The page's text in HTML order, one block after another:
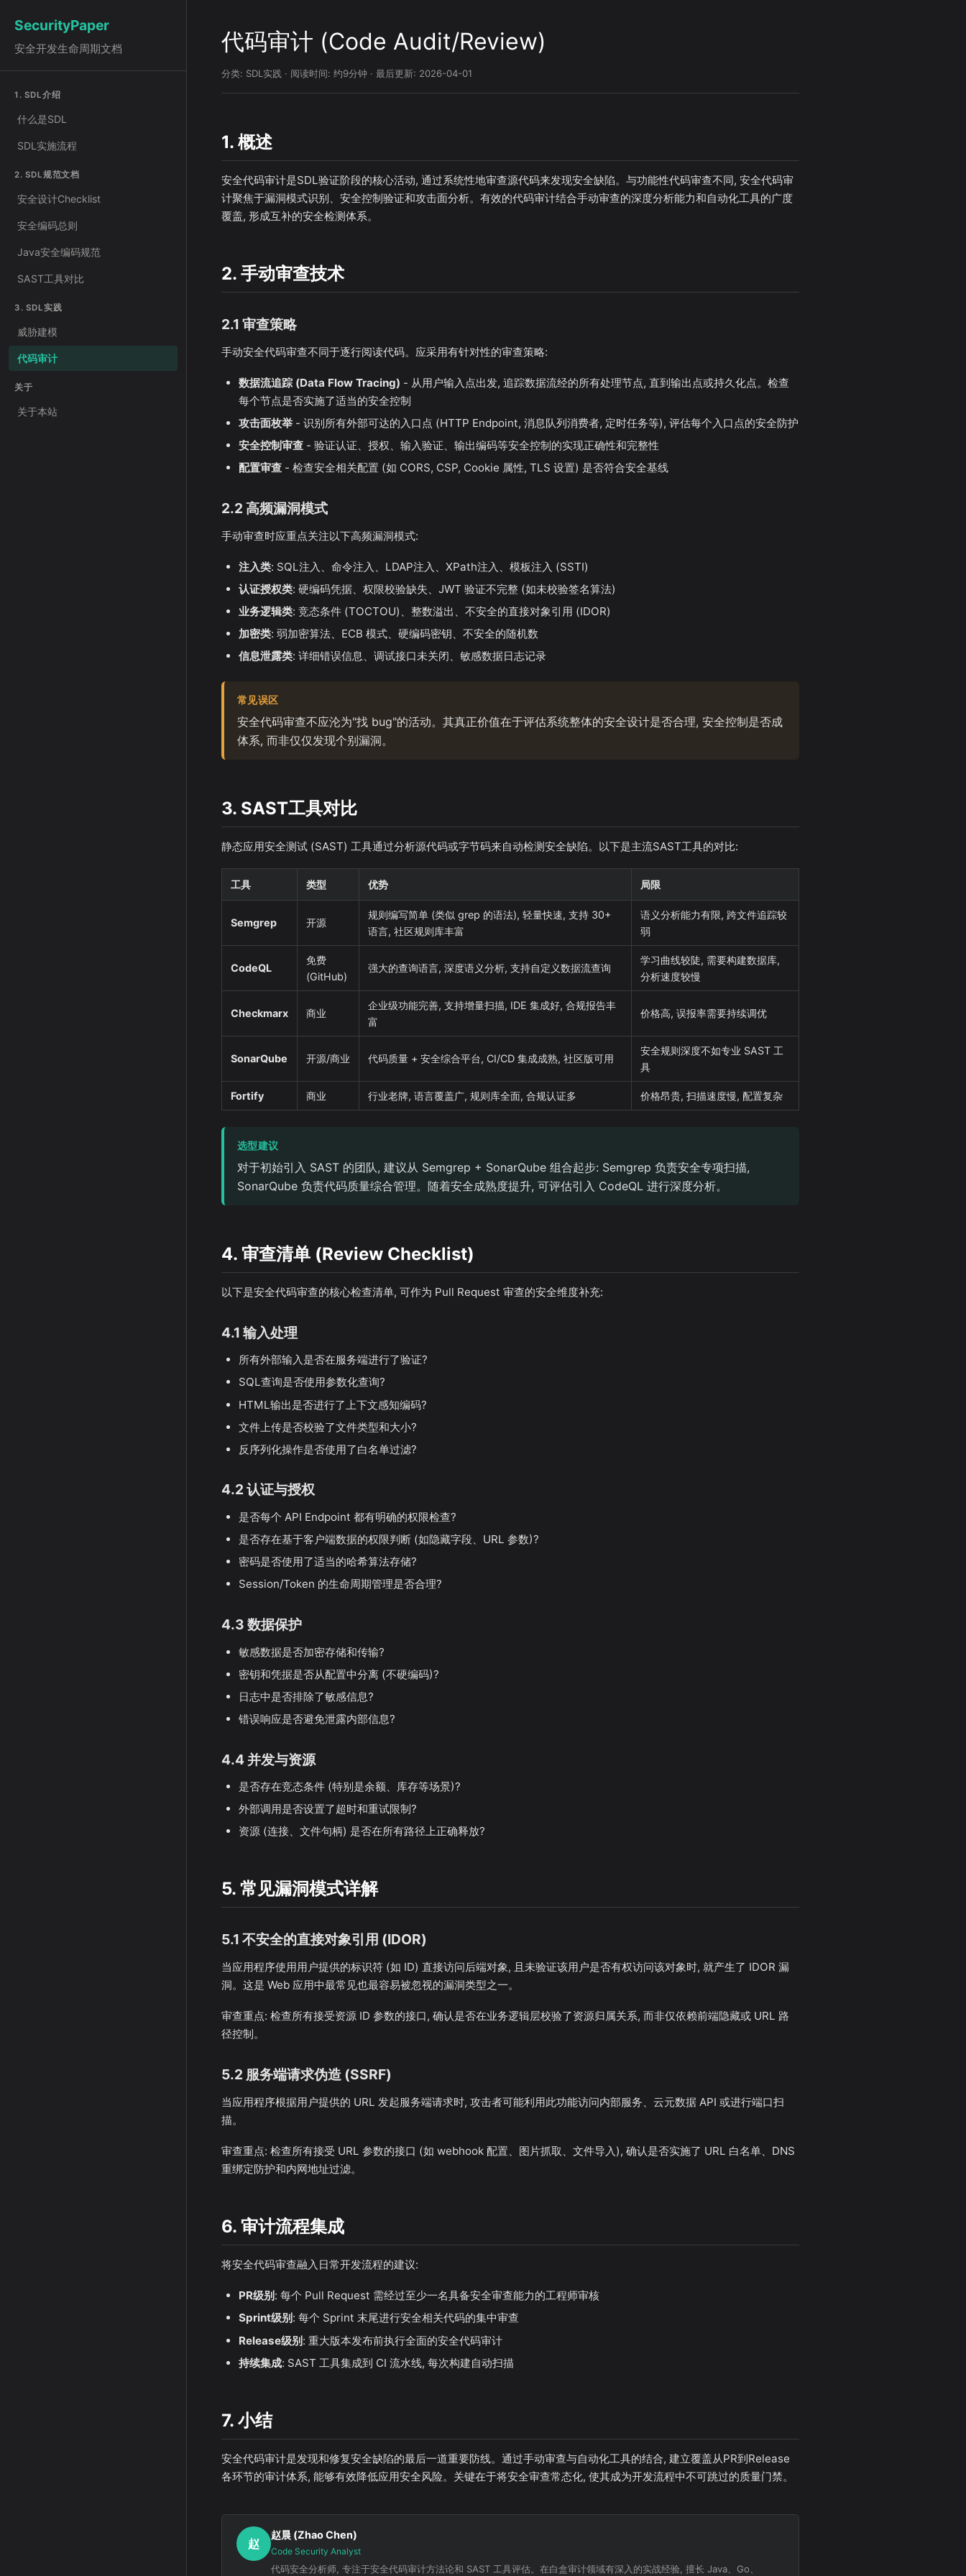
SecurityPaper
安全开发生命周期文档
1. SDL介绍
什么是SDL
SDL实施流程
2. SDL规范文档
安全设计Checklist
安全编码总则
Java安全编码规范
SAST工具对比
3. SDL实践
威胁建模
代码审计
关于
关于本站
代码审计 (Code Audit/Review)
分类: SDL实践 · 阅读时间: 约9分钟 · 最后更新: 2026-04-01
1. 概述
安全代码审计是SDL验证阶段的核心活动, 通过系统性地审查源代码来发现安全缺陷。与功能性代码审查不同, 安全代码审
计聚焦于漏洞模式识别、安全控制验证和攻击面分析。有效的代码审计结合手动审查的深度分析能力和自动化工具的广度
覆盖, 形成互补的安全检测体系。
2. 手动审查技术
2.1 审查策略
手动安全代码审查不同于逐行阅读代码。应采用有针对性的审查策略:
数据流追踪 (Data Flow Tracing) - 从用户输入点出发, 追踪数据流经的所有处理节点, 直到输出点或持久化点。检查
每个节点是否实施了适当的安全控制
攻击面枚举 - 识别所有外部可达的入口点 (HTTP Endpoint, 消息队列消费者, 定时任务等), 评估每个入口点的安全防护
安全控制审查 - 验证认证、授权、输入验证、输出编码等安全控制的实现正确性和完整性
配置审查 - 检查安全相关配置 (如 CORS, CSP, Cookie 属性, TLS 设置) 是否符合安全基线
2.2 高频漏洞模式
手动审查时应重点关注以下高频漏洞模式:
注入类: SQL注入、命令注入、LDAP注入、XPath注入、模板注入 (SSTI)
认证授权类: 硬编码凭据、权限校验缺失、JWT 验证不完整 (如未校验签名算法)
业务逻辑类: 竞态条件 (TOCTOU)、整数溢出、不安全的直接对象引用 (IDOR)
加密类: 弱加密算法、ECB 模式、硬编码密钥、不安全的随机数
信息泄露类: 详细错误信息、调试接口未关闭、敏感数据日志记录
常见误区
安全代码审查不应沦为"找 bug"的活动。其真正价值在于评估系统整体的安全设计是否合理, 安全控制是否成
体系, 而非仅仅发现个别漏洞。
3. SAST工具对比
静态应用安全测试 (SAST) 工具通过分析源代码或字节码来自动检测安全缺陷。以下是主流SAST工具的对比:
工具 类型 优势 局限
Semgrep 开源
规则编写简单 (类似 grep 的语法), 轻量快速, 支持 30+
语言, 社区规则库丰富
语义分析能力有限, 跨文件追踪较
弱
CodeQL
免费
(GitHub)
强大的查询语言, 深度语义分析, 支持自定义数据流查询
学习曲线较陡, 需要构建数据库,
分析速度较慢
Checkmarx 商业
企业级功能完善, 支持增量扫描, IDE 集成好, 合规报告丰
富
价格高, 误报率需要持续调优
SonarQube 开源/商业 代码质量 + 安全综合平台, CI/CD 集成成熟, 社区版可用
安全规则深度不如专业 SAST 工
具
Fortify 商业 行业老牌, 语言覆盖广, 规则库全面, 合规认证多 价格昂贵, 扫描速度慢, 配置复杂
选型建议
对于初始引入 SAST 的团队, 建议从 Semgrep + SonarQube 组合起步: Semgrep 负责安全专项扫描,
SonarQube 负责代码质量综合管理。随着安全成熟度提升, 可评估引入 CodeQL 进行深度分析。
4. 审查清单 (Review Checklist)
以下是安全代码审查的核心检查清单, 可作为 Pull Request 审查的安全维度补充:
4.1 输入处理
所有外部输入是否在服务端进行了验证?
SQL查询是否使用参数化查询?
HTML输出是否进行了上下文感知编码?
文件上传是否校验了文件类型和大小?
反序列化操作是否使用了白名单过滤?
4.2 认证与授权
是否每个 API Endpoint 都有明确的权限检查?
是否存在基于客户端数据的权限判断 (如隐藏字段、URL 参数)?
密码是否使用了适当的哈希算法存储?
Session/Token 的生命周期管理是否合理?
4.3 数据保护
敏感数据是否加密存储和传输?
密钥和凭据是否从配置中分离 (不硬编码)?
日志中是否排除了敏感信息?
错误响应是否避免泄露内部信息?
4.4 并发与资源
是否存在竞态条件 (特别是余额、库存等场景)?
外部调用是否设置了超时和重试限制?
资源 (连接、文件句柄) 是否在所有路径上正确释放?
5. 常见漏洞模式详解
5.1 不安全的直接对象引用 (IDOR)
当应用程序使用用户提供的标识符 (如 ID) 直接访问后端对象, 且未验证该用户是否有权访问该对象时, 就产生了 IDOR 漏
洞。这是 Web 应用中最常见也最容易被忽视的漏洞类型之一。
审查重点: 检查所有接受资源 ID 参数的接口, 确认是否在业务逻辑层校验了资源归属关系, 而非仅依赖前端隐藏或 URL 路
径控制。
5.2 服务端请求伪造 (SSRF)
当应用程序根据用户提供的 URL 发起服务端请求时, 攻击者可能利用此功能访问内部服务、云元数据 API 或进行端口扫
描。
审查重点: 检查所有接受 URL 参数的接口 (如 webhook 配置、图片抓取、文件导入), 确认是否实施了 URL 白名单、DNS
重绑定防护和内网地址过滤。
6. 审计流程集成
将安全代码审查融入日常开发流程的建议:
PR级别 : 每个 Pull Request 需经过至少一名具备安全审查能力的工程师审核
Sprint级别 : 每个 Sprint 末尾进行安全相关代码的集中审查
Release级别: 重大版本发布前执行全面的安全代码审计
持续集成: SAST 工具集成到 CI 流水线, 每次构建自动扫描
7. 小结
安全代码审计是发现和修复安全缺陷的最后一道重要防线。通过手动审查与自动化工具的结合, 建立覆盖从PR到Release
各环节的审计体系, 能够有效降低应用安全风险。关键在于将安全审查常态化, 使其成为开发流程中不可跳过的质量门禁。
赵
赵晨 (Zhao Chen)
Code Security Analyst
代码安全分析师, 专注于安全代码审计方法论和 SAST 工具评估。在白盒审计领域有深入的实战经验, 擅长 Java、Go、